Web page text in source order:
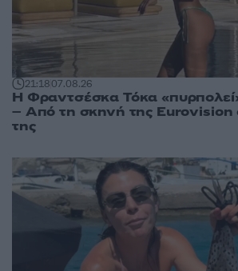
21:1807.08.26
Η Φραντσέσκα Τόκα
– Από τη σκηνή της Eurovision
της